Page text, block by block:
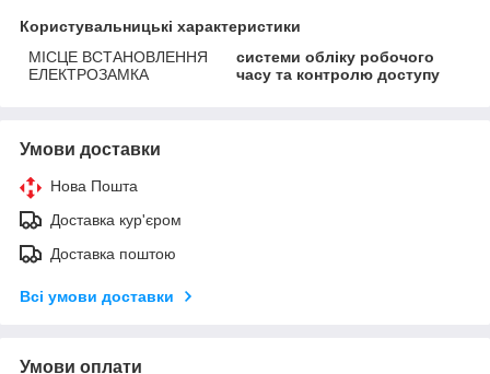
Користувальницькі характеристики
МІСЦЕ ВСТАНОВЛЕННЯ
ЕЛЕКТРОЗАМКА
cистеми обліку робочого
часу та контролю доступу
Умови доставки
Нова Пошта
Доставка кур'єром
Доставка поштою
Всі умови доставки
Умови оплати